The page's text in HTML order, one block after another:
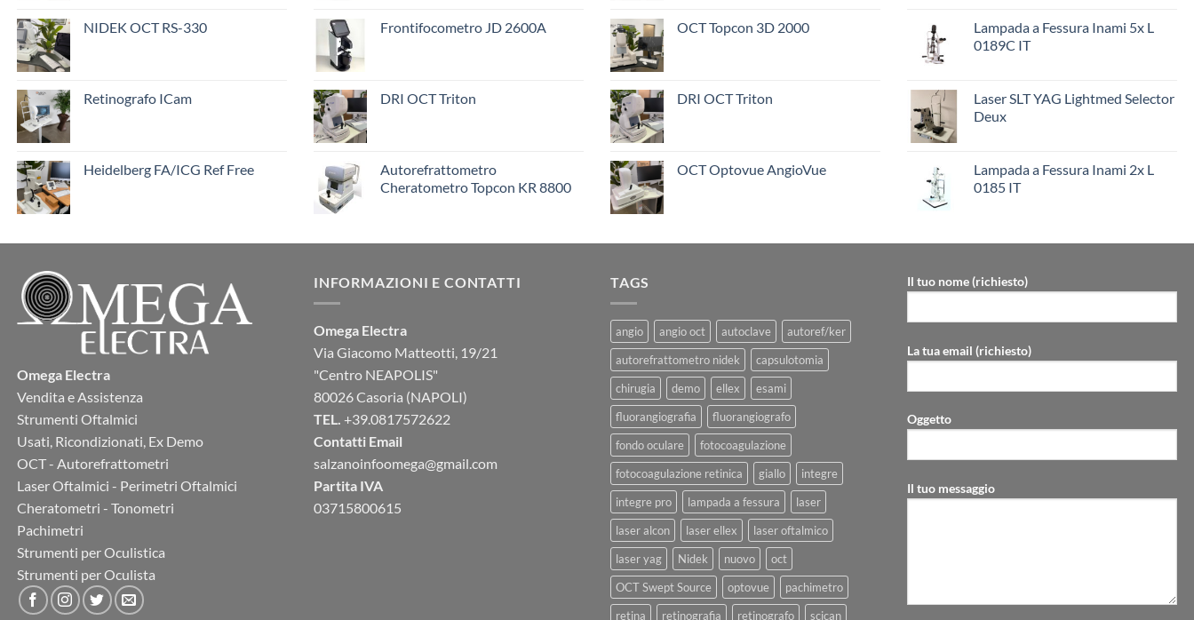
NIDEK OCT RS-330
Retinografo ICam
Heidelberg FA/ICG Ref Free
Frontifocometro JD 2600A
DRI OCT Triton
Autorefrattometro
Cheratometro Topcon KR 8800
OCT Topcon 3D 2000
DRI OCT Triton
OCT Optovue AngioVue
Lampada a Fessura Inami 5x L
0189C IT
Laser SLT YAG Lightmed Selector
Deux
Lampada a Fessura Inami 2x L
0185 IT
Omega Electra
Vendita e Assistenza
Strumenti Oftalmici
Usati, Ricondizionati, Ex Demo
OCT - Autorefrattometri
Laser Oftalmici - Perimetri Oftalmici
Cheratometri - Tonometri
Pachimetri
Strumenti per Oculistica
Strumenti per Oculista
INFORMAZIONI E CONTATTI
Omega Electra
Via Giacomo Matteotti, 19/21
"Centro NEAPOLIS"
80026 Casoria (NAPOLI)
TEL. +39.0817572622
Contatti Email
salzanoinfoomega@gmail.com
Partita IVA
03715800615
TAGS
angio angio oct autoclave
autoref/ker
autorefrattometro nidek
capsulotomia
chirugia
demo ellex
esami
fluorangiografia
fluorangiografo
fondo oculare
fotocoagulazione
fotocoagulazione retinica
giallo
integre
integre pro
lampada a fessura
laser
laser alcon
laser ellex
laser oftalmico
laser yag
Nidek nuovo
oct
OCT Swept Source
optovue
pachimetro
retina
retinografia retinografo scican
Il tuo nome (richiesto)
La tua email (richiesto)
Oggetto
Il tuo messaggio